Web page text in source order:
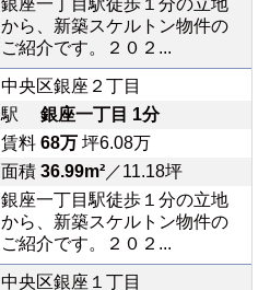
から、新築スケルトン物件の
ご紹介です。２０２...
中央区銀座２丁目
駅 銀座一丁目 1分
賃料 68万坪6.08万
面積 36.99m²／11.18坪
銀座一丁目駅徒歩１分の立地
から、新築スケルトン物件の
ご紹介です。２０２...
中央区銀座１丁目